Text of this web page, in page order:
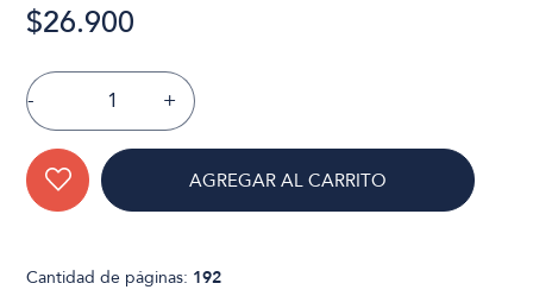
$26.900
- +
AGREGAR AL CARRITO
Cantidad de páginas: 192